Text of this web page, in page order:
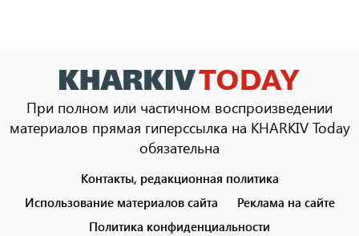
При полном или частичном воспроизведении
материалов прямая гиперссылка на KHARKIV Today
обязательна
menu
Контакты, редакционная политика
Использование материалов сайта
Реклама на сайте
Политика конфиденциальности